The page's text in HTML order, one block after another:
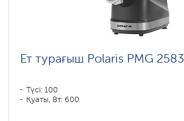
Ет турағыш Polaris PMG 2583
Түсі: 100
Қуаты, Вт: 600